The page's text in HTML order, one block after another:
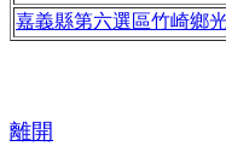
嘉義縣第六選區竹崎鄉
離開